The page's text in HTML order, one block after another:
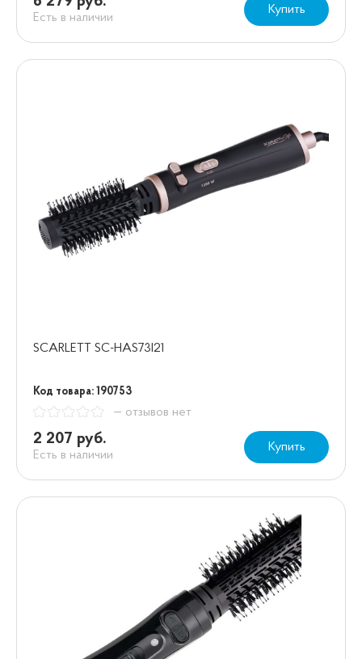
Есть в наличии
Купить
SCARLETT SC-HAS73I21
Код товара: 190753
— отзывов нет
2 207 руб.
Есть в наличии
Купить